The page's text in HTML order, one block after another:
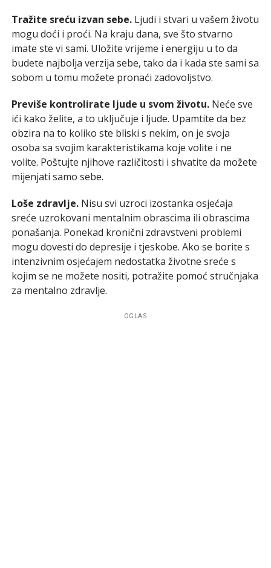
Tražite sreću izvan sebe.Ljudi i stvari u vašem životu
mogu doći i proći. Na kraju dana, sve što stvarno
imate ste vi sami. Uložite vrijeme i energiju u to da
budete najbolja verzija sebe, tako da i kada ste sami sa
sobom u tomu možete pronaći zadovoljstvo.
Previše kontrolirate ljude u svom životu.Neće sve
ići kako želite, a to uključuje i ljude. Upamtite da bez
obzira na to koliko ste bliski s nekim, on je svoja
osoba sa svojim karakteristikama koje volite i ne
volite. Poštujte njihove različitosti i shvatite da možete
mijenjati samo sebe.
Loše zdravlje. Nisu svi uzroci izostanka osjećaja
sreće uzrokovani mentalnim obrascima ili obrascima
ponašanja. Ponekad kronični zdravstveni problemi
mogu dovesti do depresije i tjeskobe. Ako se borite s
intenzivnim osjećajem nedostatka životne sreće s
kojim se ne možete nositi, potražite pomoć stručnjaka
za mentalno zdravlje.
OGLAS